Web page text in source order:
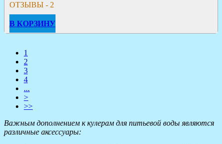
ОТЗЫВЫ - 2
В КОРЗИНУ
1
2
3
4
...
>
>>
Важным дополнением к кулерам для питьевой воды являются
различные аксессуары: